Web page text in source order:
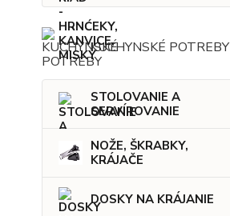
KUCHYNSKÉ POTREBY
STOLOVANIE A
SERVÍROVANIE
NOŽE, ŠKRABKY,
KRÁJAČE
DOSKY NA KRÁJANIE